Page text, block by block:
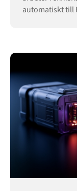
automatiskt till